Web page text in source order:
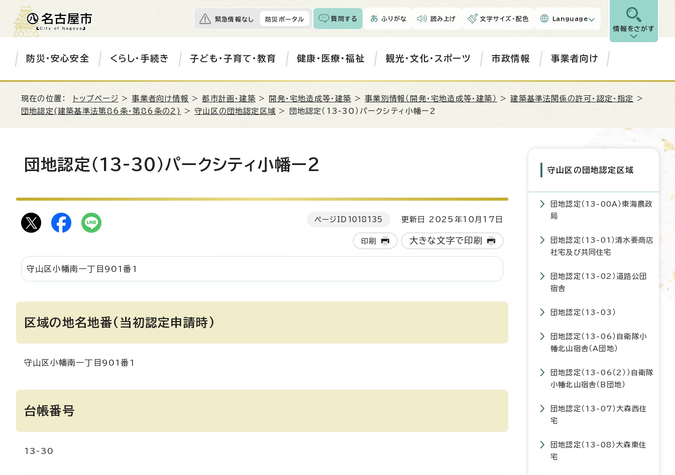
緊急情報なし 防災ポータル 質問する ふりがな 読み上げ 文字サイズ・配色 Language
情報をさがす
防災・安心安全 くらし・手続き 子ども・子育て・教育 健康・医療・福祉 観光・文化・スポーツ 市政情報 事業者向け
現在の位置： トップページ >事業者向け情報 >都市計画・建築 > 開発・宅地造成等・建築 >事業別情報（開発・宅地造成等・建築） >建築基準法関係の許可・認定・指定
>
団地認定(建築基準法第86条・第86条の2)
>守山区の団地認定区域 > 団地認定（13-30）パークシティ小幡ー2
団地認定（13-30）パークシティ小幡ー2
ページID 1018135 更新日 2025年10月17日
印刷 大きな文字で印刷
守山区小幡南一丁目901番1
区域の地名地番(当初認定申請時)
守山区小幡南一丁目901番1
台帳番号
13-30
守山区の団地認定区域
団地認定（13-00A）東海農政
局
団地認定（13-01）清水要商店
社宅及び共同住宅
団地認定（13-02）道路公団
宿舎
団地認定（13-03）
団地認定（13-06）自衛隊小
幡北山宿舎（A団地）
団地認定（13-06（2））自衛隊
小幡北山宿舎（B団地）
団地認定（13-07）大森西住
宅
団地認定（13-08）大森東住
宅